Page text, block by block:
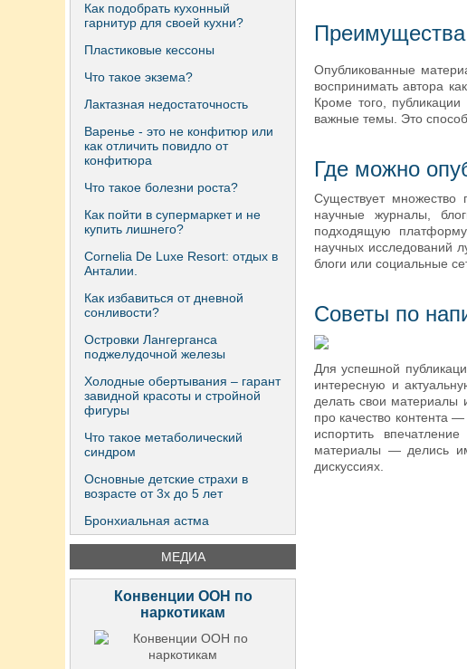
Как подобрать кухонный
гарнитур для своей кухни?
Пластиковые кессоны
Что такое экзема?
Лактазная недостаточность
Варенье - это не конфитюр или
как отличить повидло от
конфитюра
Что такое болезни роста?
Как пойти в супермаркет и не
купить лишнего?
Сornelia De Luxe Resort: отдых в
Анталии.
Как избавиться от дневной
сонливости?
Островки Лангерганса
поджелудочной железы
Холодные обертывания – гарант
завидной красоты и стройной
фигуры
Что такое метаболический
синдром
Основные детские страхи в
возрасте от 3х до 5 лет
Бронхиальная астма
МЕДИА
Конвенции ООН по
наркотикам
Опубликованные
воспринимать автора
Кроме того,
важные темы. Это
Где можно
Существует множество
научные журналы,
подходящую
научных исследований
блоги или социальные
Советы по
Для успешной
интересную и
делать свои материалы
про качество контента
испортить
материалы — делись
дискуссиях.